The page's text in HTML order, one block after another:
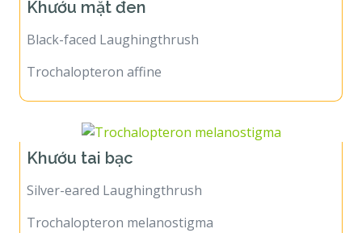
Khướu mặt đen
Black-faced Laughingthrush
Trochalopteron affine
Khướu tai bạc
Silver-eared Laughingthrush
Trochalopteron melanostigma